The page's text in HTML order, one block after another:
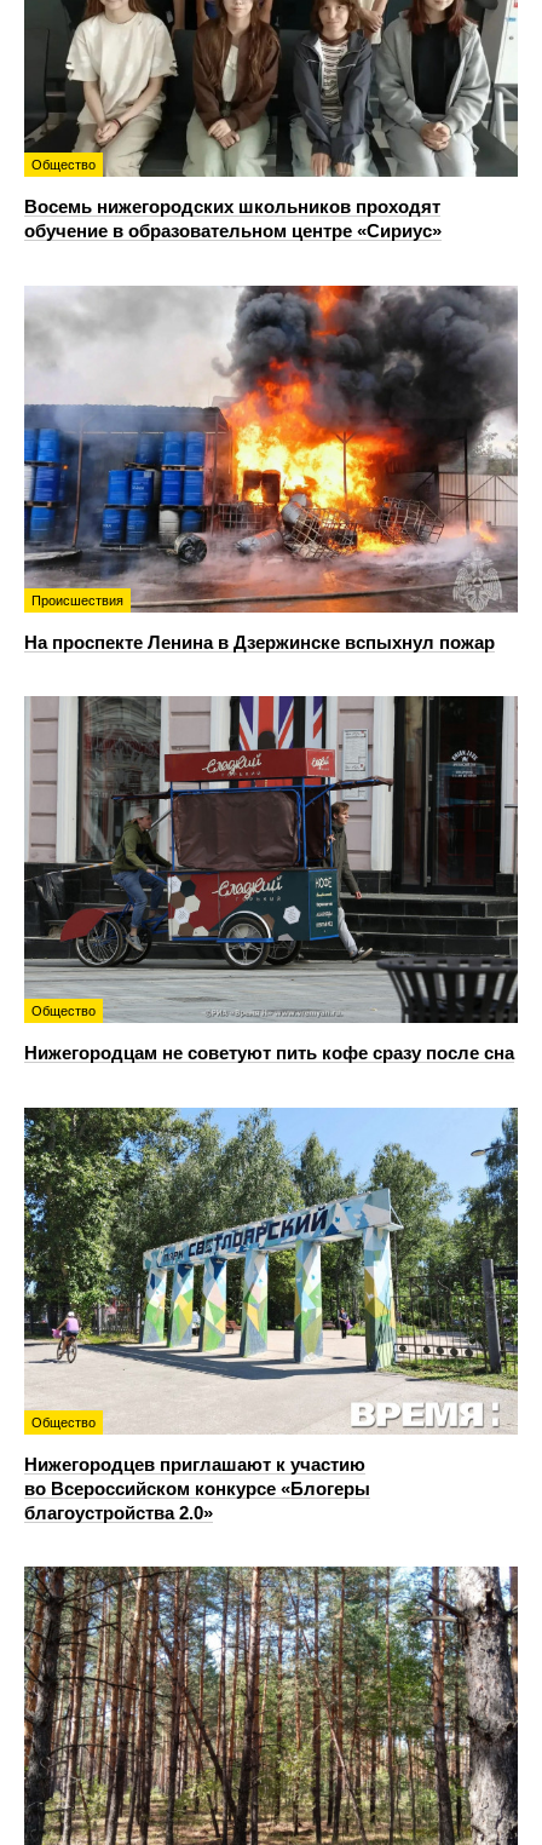
Общество
Восемь нижегородских школьников проходят
обучение в образовательном центре «Сириус»
Происшествия
На проспекте Ленина в Дзержинске вспыхнул пожар
Общество
Нижегородцам не советуют пить кофе сразу после сна
Общество
Нижегородцев приглашают к участию
во Всероссийском конкурсе «Блогеры
благоустройства 2.0»